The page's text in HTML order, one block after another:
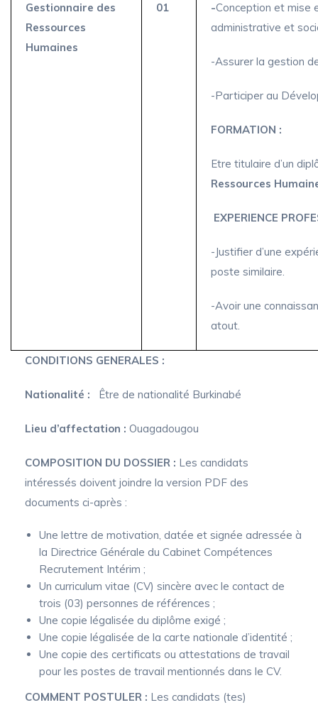
Gestionnaire des
Ressources
Humaines
01 -Conception et mise
administrative et
-Assurer la gestion
-Participer au
FORMATION :
Etre titulaire d’un
Ressources
EXPERIENCE
-Justifier d’une
poste similaire.
-Avoir une
atout.
CONDITIONS GENERALES :
Nationalité : Être de nationalité Burkinabé
Lieu d’affectation : Ouagadougou
COMPOSITION DU DOSSIER : Les candidats
intéressés doivent joindre la version PDF des
documents ci-après :
Une lettre de motivation, datée et signée adressée à
la Directrice Générale du Cabinet Compétences
Recrutement Intérim ;
Un curriculum vitae (CV) sincère avec le contact de
trois (03) personnes de références ;
Une copie légalisée du diplôme exigé ;
Une copie légalisée de la carte nationale d’identité ;
Une copie des certificats ou attestations de travail
pour les postes de travail mentionnés dans le CV.
COMMENT POSTULER : Les candidats (tes)